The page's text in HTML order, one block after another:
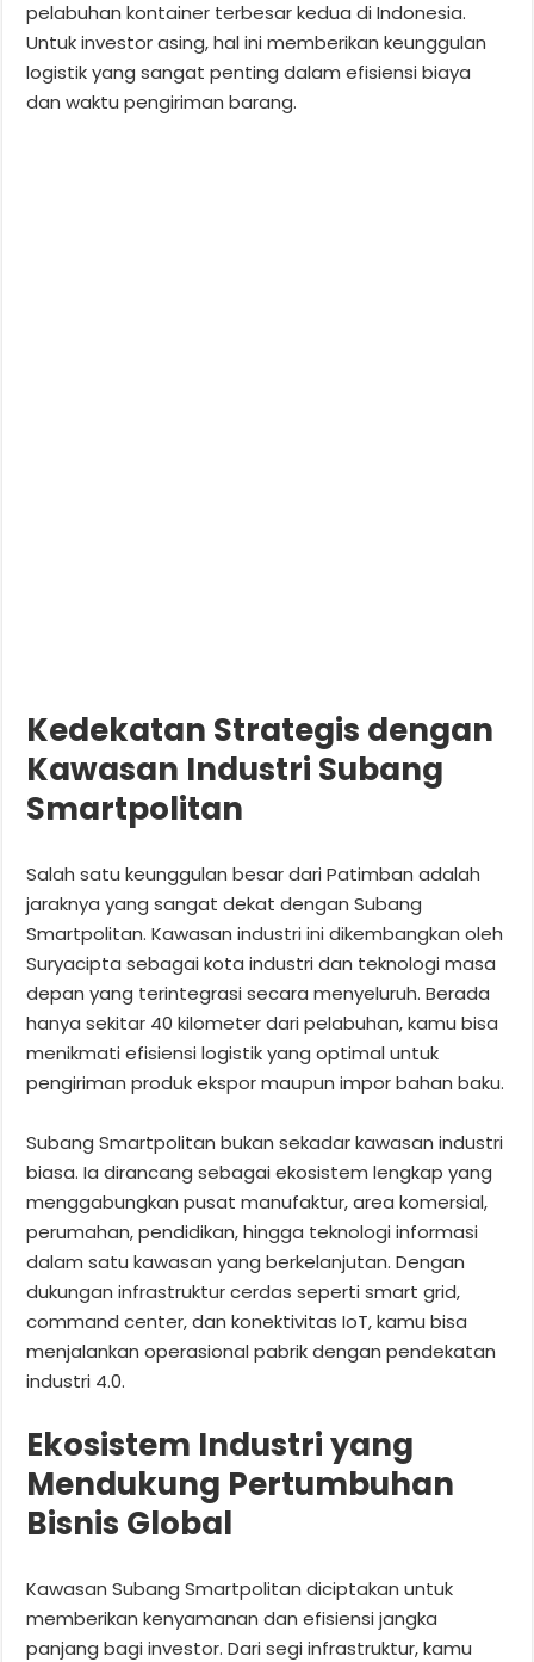
pelabuhan kontainer terbesar kedua di Indonesia.
Untuk investor asing, hal ini memberikan keunggulan
logistik yang sangat penting dalam efisiensi biaya
dan waktu pengiriman barang.
Kedekatan Strategis dengan
Kawasan Industri Subang
Smartpolitan
Salah satu keunggulan besar dari Patimban adalah
jaraknya yang sangat dekat dengan Subang
Smartpolitan. Kawasan industri ini dikembangkan oleh
Suryacipta sebagai kota industri dan teknologi masa
depan yang terintegrasi secara menyeluruh. Berada
hanya sekitar 40 kilometer dari pelabuhan, kamu bisa
menikmati efisiensi logistik yang optimal untuk
pengiriman produk ekspor maupun impor bahan baku.
Subang Smartpolitan bukan sekadar kawasan industri
biasa. Ia dirancang sebagai ekosistem lengkap yang
menggabungkan pusat manufaktur, area komersial,
perumahan, pendidikan, hingga teknologi informasi
dalam satu kawasan yang berkelanjutan. Dengan
dukungan infrastruktur cerdas seperti smart grid,
command center, dan konektivitas IoT, kamu bisa
menjalankan operasional pabrik dengan pendekatan
industri 4.0.
Ekosistem Industri yang
Mendukung Pertumbuhan
Bisnis Global
Kawasan Subang Smartpolitan diciptakan untuk
memberikan kenyamanan dan efisiensi jangka
panjang bagi investor. Dari segi infrastruktur, kamu